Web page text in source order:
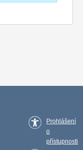
Prohlášení
o
přístupnosti